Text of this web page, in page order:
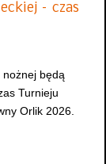
– czas
nożnej będą
Turnieju
Orlik 2026.